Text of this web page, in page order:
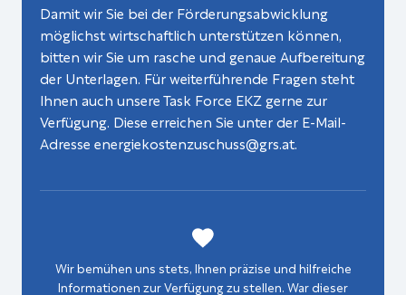
Damit wir Sie bei der Förderungsabwicklung
möglichst wirtschaftlich unterstützen können,
bitten wir Sie um rasche und genaue Aufbereitung
der Unterlagen. Für weiterführende Fragen steht
Ihnen auch unsere Task Force EKZ gerne zur
Verfügung. Diese erreichen Sie unter der E-Mail-
Adresse energiekostenzuschuss@grs.at.
Wir bemühen uns stets, Ihnen präzise und hilfreiche
Informationen zur Verfügung zu stellen. War dieser